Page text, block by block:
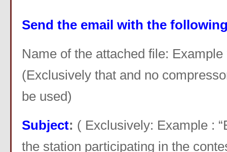
Send the email with the
Name of the attached file: Example
(Exclusively that and no
be used)
Subject: ( Exclusively: Example :
the station participating in the